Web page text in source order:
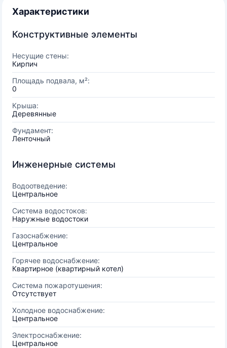
Характеристики
Конструктивные элементы
Несущие стены:
Кирпич
Площадь подвала, м²:
0
Крыша:
Деревянные
Фундамент:
Ленточный
Инженерные системы
Водоотведение:
Центральное
Система водостоков:
Наружные водостоки
Газоснабжение:
Центральное
Горячее водоснабжение:
Квартирное (квартирный котел)
Система пожаротушения:
Отсутствует
Холодное водоснабжение:
Центральное
Электроснабжение:
Центральное